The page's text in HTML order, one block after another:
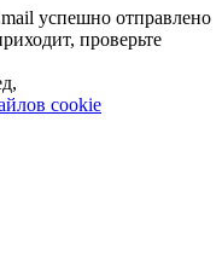
успешно отправлено
проверьте
cookie